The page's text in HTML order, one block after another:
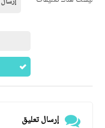
إرسال تعليق